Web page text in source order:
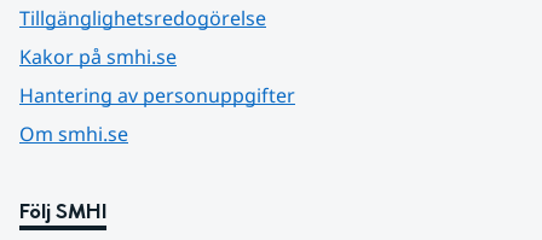
Tillgänglighetsredogörelse
Kakor på smhi.se
Hantering av personuppgifter
Om smhi.se
Följ SMHI